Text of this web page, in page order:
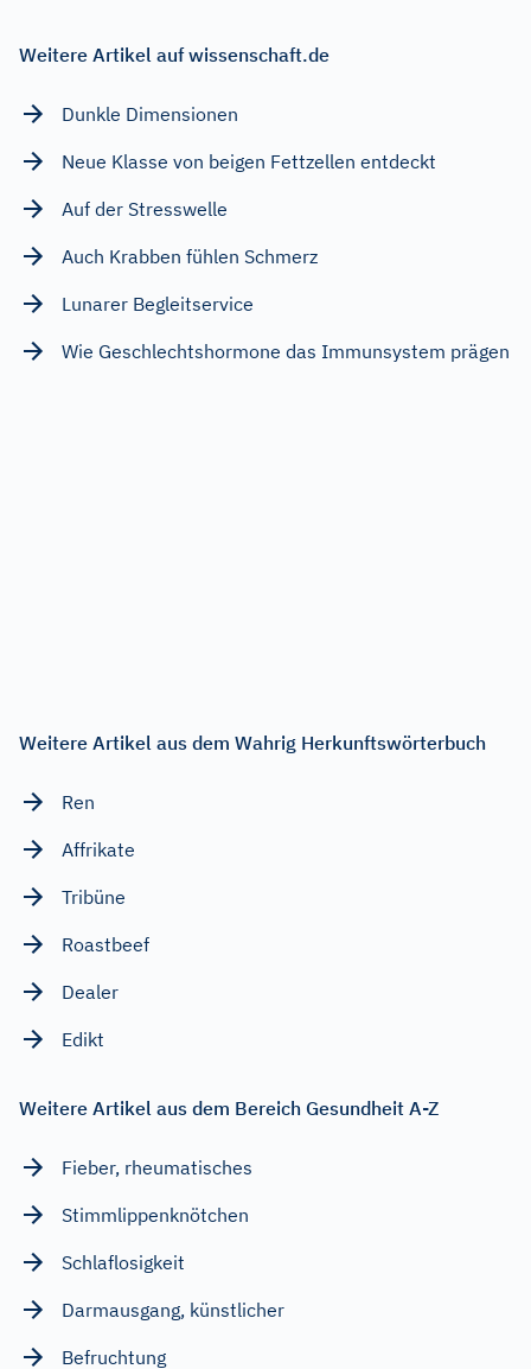
Weitere Artikel auf wissenschaft.de
Dunkle Dimensionen
Neue Klasse von beigen Fettzellen entdeckt
Auf der Stresswelle
Auch Krabben fühlen Schmerz
Lunarer Begleitservice
Wie Geschlechtshormone das Immunsystem prägen
Weitere Artikel aus dem Wahrig Herkunftswörterbuch
Ren
Affrikate
Tribüne
Roastbeef
Dealer
Edikt
Weitere Artikel aus dem Bereich Gesundheit A-Z
Fieber, rheumatisches
Stimmlippenknötchen
Schlaflosigkeit
Darmausgang, künstlicher
Befruchtung